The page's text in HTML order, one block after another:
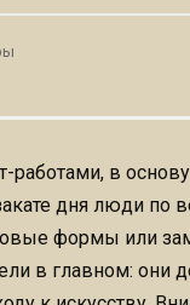
работами, в
дня люди по
формы или
в главном: они